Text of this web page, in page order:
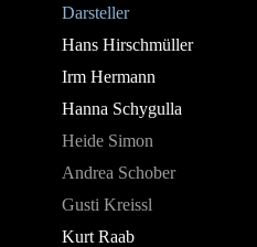
Darsteller
Hans Hirschmüller
Irm Hermann
Hanna Schygulla
Heide Simon
Andrea Schober
Gusti Kreissl
Kurt Raab